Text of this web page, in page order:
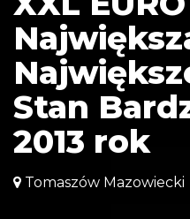
Stan
2013 rok
Tomaszów Mazowiecki